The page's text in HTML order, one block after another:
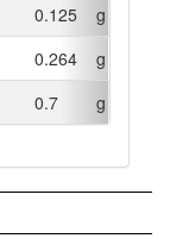
0.125
g
0.264
g
0.7 g